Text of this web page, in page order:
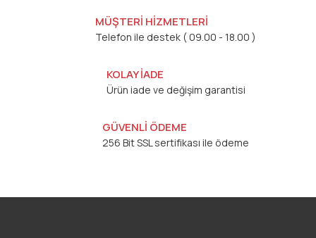
MÜŞTERİ HİZMETLERİ
Telefon ile destek ( 09.00 - 18.00 )
KOLAY İADE
Ürün iade ve değişim garantisi
GÜVENLİ ÖDEME
256 Bit SSL sertifikası ile ödeme